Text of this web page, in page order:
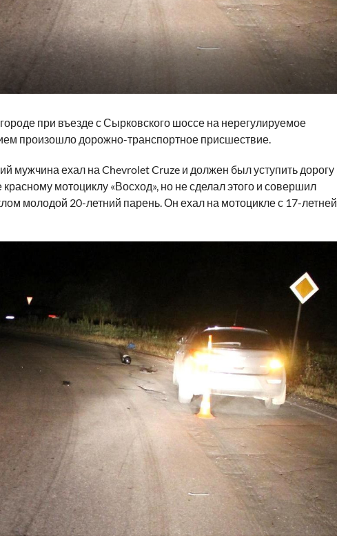
при въезде с Сырковского шоссе на нерегулируемое
произошло дорожно-транспортное присшествие.
мужчина ехал на Chevrolet Cruze и должен был уступить дорогу
мотоциклу «Восход», но не сделал этого и совершил
молодой 20-летний парень. Он ехал на мотоцикле с 17-летней